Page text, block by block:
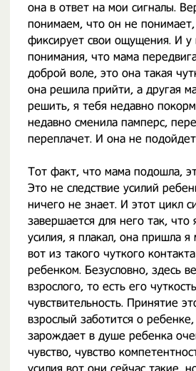
она в ответ на мои сигналы.
понимаем, что он не
фиксирует свои ощущения. И у
понимания, что мама
доброй воле, это она такая
она решила прийти, а другая
решить, я тебя недавно
недавно сменила памперс,
переплачет. И она не
Тот факт, что мама подошла,
Это не следствие усилий
ничего не знает. И этот цикл
завершается для него так,
усилия, я плакал, она пришла
вот из такого чуткого
ребенком. Безусловно, здесь
взрослого, то есть его
чувствительность. Принятие
взрослый заботится о
зарождает в душе ребенка
чувство, чувство